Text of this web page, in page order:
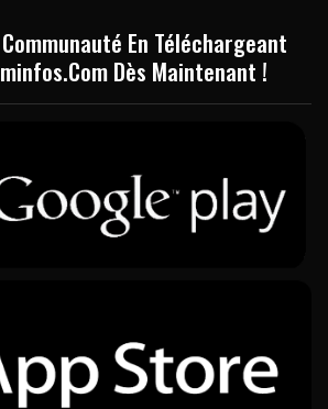
En Téléchargeant
Dès Maintenant !